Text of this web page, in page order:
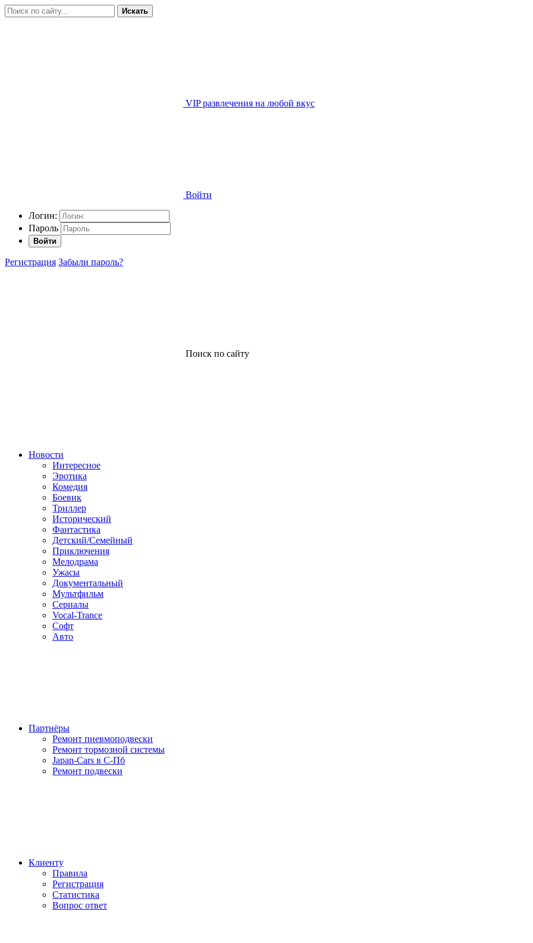
Искать
VIP развлечения на любой вкус
Войти
Логин:
Пароль
Войти
Регистрация Забыли пароль?
Поиск по сайту
Новости
Интересное
Эротика
Комедия
Боевик
Триллер
Исторический
Фантастика
Детский/Семейный
Приключения
Мелодрама
Ужасы
Документальный
Мультфильм
Сериалы
Vocal-Trance
Софт
Авто
Партнёры
Ремонт пневмоподвески
Ремонт тормозной системы
Japan-Cars в С-Пб
Ремонт подвески
Клиенту
Правила
Регистрация
Статистика
Вопрос ответ